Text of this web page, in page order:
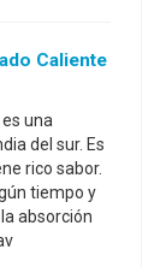
Caliente
una
del sur. Es
rico sabor.
tiempo y
absorción